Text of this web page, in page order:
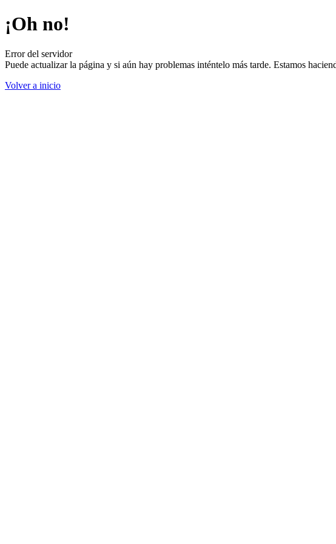
¡Oh no!
Error del servidor
Puede actualizar la página y si aún hay problemas inténtelo más tarde. Estamos
Volver a inicio